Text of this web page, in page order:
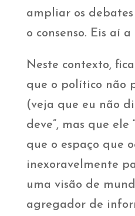
ampliar os
o consenso. Eis aí
Neste contexto,
que o político não
(veja que eu não
deve”, mas que ele
que o espaço que
inexoravelmente
uma visão de
agregador de